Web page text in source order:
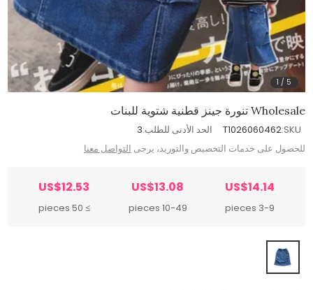
1 / 5
Wholesale تنورة جينز قطنية شتوية للبنات
SKU:
T1026060462 الحد الأدنى للطلب:3
للحصول على خدمات التخصيص والتوريد، يرجى التواصل معنا
US$14.14
3-9 pieces
US$13.08
10-49 pieces
US$12.53
≥ 50 pieces